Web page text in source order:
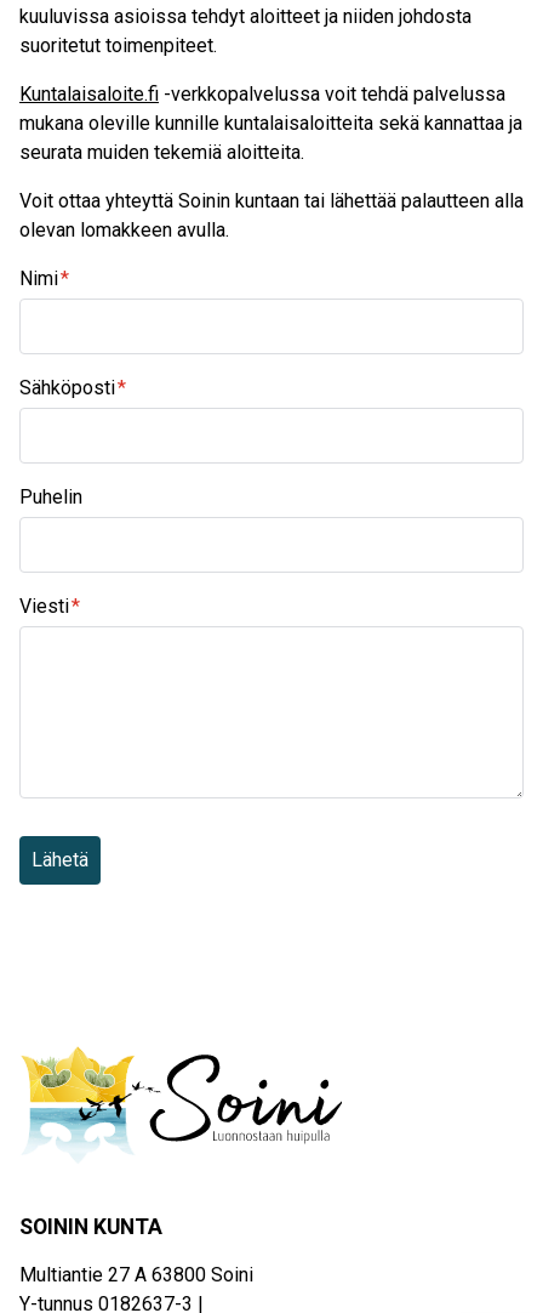
kuuluvissa asioissa tehdyt aloitteet ja niiden johdosta
suoritetut toimenpiteet.
Kuntalaisaloite.fi -verkkopalvelussa voit tehdä palvelussa
mukana oleville kunnille kuntalaisaloitteita sekä kannattaa ja
seurata muiden tekemiä aloitteita.
Voit ottaa yhteyttä Soinin kuntaan tai lähettää palautteen alla
olevan lomakkeen avulla.
Nimi
Sähköposti
Puhelin
Viesti
SOININ KUNTA
Multiantie 27 A 63800 Soini
Y-tunnus 0182637-3 |